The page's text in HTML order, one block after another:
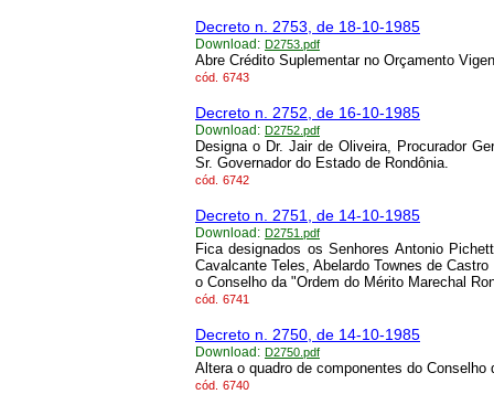
Decreto n. 2753, de 18-10-1985
Download: D2753.pdf
Abre Crédito Suplementar no Orçamento
cód. 6743
Decreto n. 2752, de 16-10-1985
Download: D2752.pdf
Designa o Dr. Jair de Oliveira, Procurador
Sr. Governador do Estado de Rondônia.
cód. 6742
Decreto n. 2751, de 14-10-1985
Download: D2751.pdf
Fica designados os Senhores Antonio
Cavalcante Teles, Abelardo Townes de
o Conselho da "Ordem do Mérito Marechal
cód. 6741
Decreto n. 2750, de 14-10-1985
Download: D2750.pdf
Altera o quadro de componentes do
cód. 6740